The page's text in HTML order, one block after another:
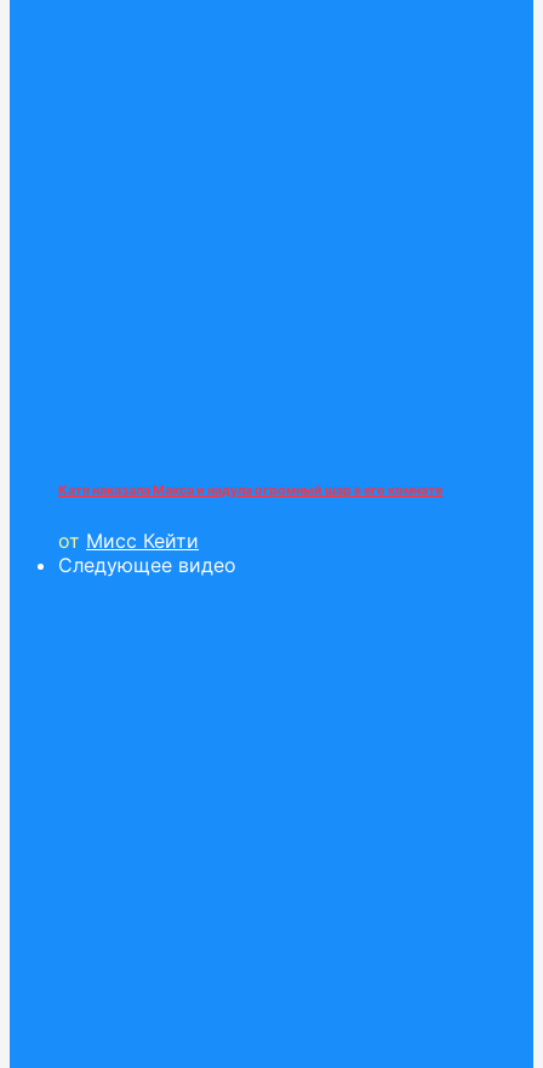
Катя наказала Макса и надула огромный шар в его комнате
от Мисс Кейти
Следующее видео